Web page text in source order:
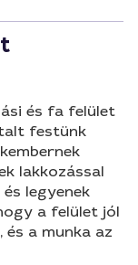
és fa felület
festünk
lakkozással
legyenek
a felület jól
a munka az